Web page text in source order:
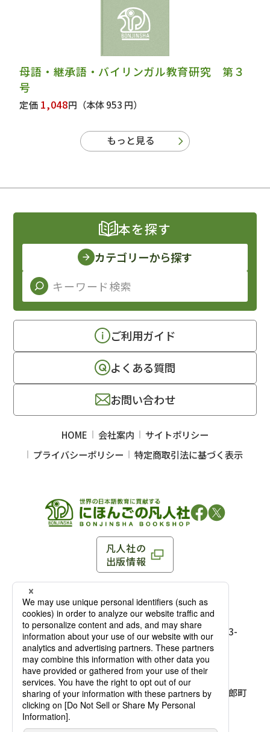
母語・継承語・バイリンガル教育研究 第３
号
定価 1,048円 （本体 953 円）
もっと見る
凡人社の
出版情報
〒102-0093 東京都千代田区平河町 1-3-13 8F
TEL：03-3263-3959／FAX：03-3263-3116
麹町店
〒102-0093 東京都千代田区平河町1-3-
13 8F［アクセス］
TEL：03-3239-8673／FAX：03-3263-
3116
大阪店
〒541-0056 大阪府大阪市中央区久太郎町
4-2-10
大西ビルディング 1階［
本を探す
カテゴリーから探す
ご利用ガイド
よくある質問
お問い合わせ
HOME 会社案内
サイトポリシー
プライバシーポリシー
特定商取引法に基づく表示